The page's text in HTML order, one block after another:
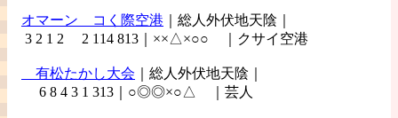
オマーン コく際空港 ｜総人外伏地天陰｜
3 2 1 2 2 114 813｜××△×○○ ｜クサイ空港
有松たかし大会 ｜総人外伏地天陰｜
6 8 4 3 1 313｜○◎◎×○△ ｜芸人